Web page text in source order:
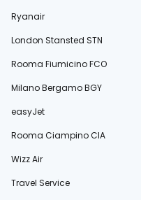
Ryanair
London Stansted STN
Rooma Fiumicino FCO
Milano Bergamo BGY
easyJet
Rooma Ciampino CIA
Wizz Air
Travel Service